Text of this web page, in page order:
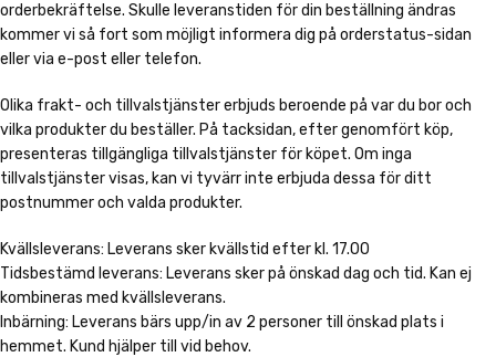
orderbekräftelse. Skulle leveranstiden för din beställning ändras
kommer vi så fort som möjligt informera dig på orderstatus-sidan
eller via e-post eller telefon.
Olika frakt- och tillvalstjänster erbjuds beroende på var du bor och
vilka produkter du beställer. På tacksidan, efter genomfört köp,
presenteras tillgängliga tillvalstjänster för köpet. Om inga
tillvalstjänster visas, kan vi tyvärr inte erbjuda dessa för ditt
postnummer och valda produkter.
Kvällsleverans: Leverans sker kvällstid efter kl. 17.00
Tidsbestämd leverans: Leverans sker på önskad dag och tid. Kan ej
kombineras med kvällsleverans.
Inbärning: Leverans bärs upp/in av 2 personer till önskad plats i
hemmet. Kund hjälper till vid behov.